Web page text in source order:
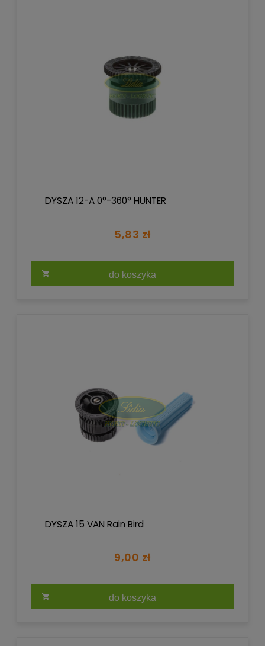
DYSZA 12-A 0°-360° HUNTER
5,83 zł
do koszyka
DYSZA 15 VAN Rain Bird
9,00 zł
do koszyka